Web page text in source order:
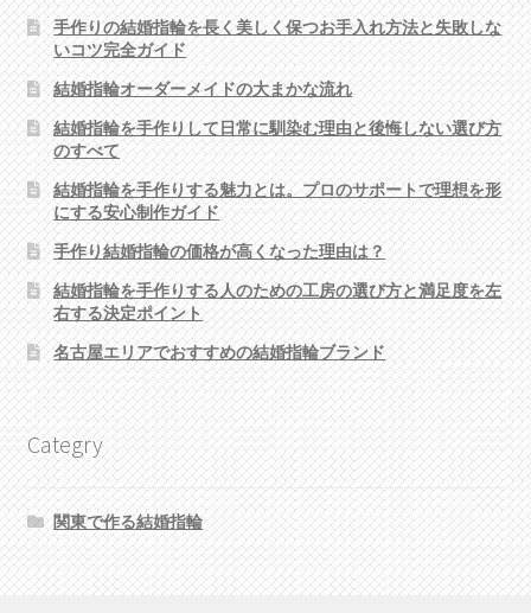
手作りの結婚指輪を長く美しく保つお手入れ方法と失敗しな
いコツ完全ガイド
結婚指輪オーダーメイドの大まかな流れ
結婚指輪を手作りして日常に馴染む理由と後悔しない選び方
のすべて
結婚指輪を手作りする魅力とは。プロのサポートで理想を形
にする安心制作ガイド
手作り結婚指輪の価格が高くなった理由は？
結婚指輪を手作りする人のための工房の選び方と満足度を左
右する決定ポイント
名古屋エリアでおすすめの結婚指輪ブランド
Categry
関東で作る結婚指輪